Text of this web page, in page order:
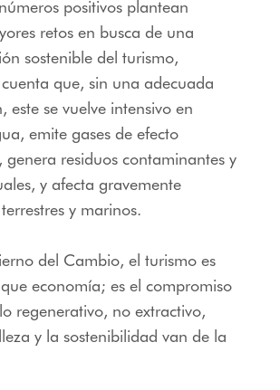
positivos plantean
retos en busca de una
sostenible del turismo,
que, sin una adecuada
este se vuelve intensivo en
emite gases de efecto
genera residuos contaminantes y
y afecta gravemente
y marinos.
del Cambio, el turismo es
economía; es el compromiso
regenerativo, no extractivo,
y la sostenibilidad van de la